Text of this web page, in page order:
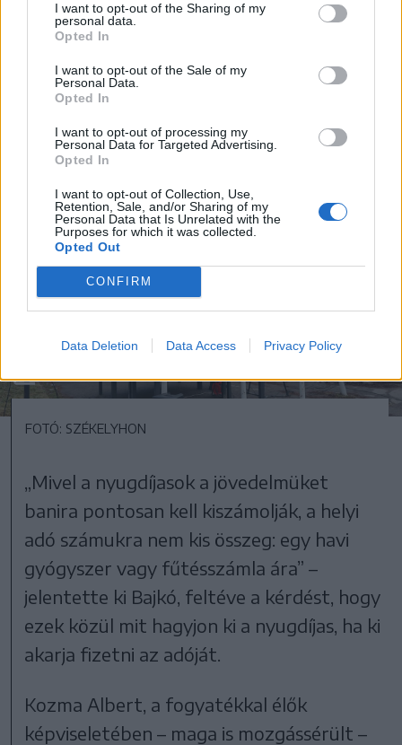
I want to opt-out of the Sharing of my
personal data.
Opted In
I want to opt-out of the Sale of my
Personal Data.
Opted In
I want to opt-out of processing my
Personal Data for Targeted Advertising.
Opted In
I want to opt-out of Collection, Use,
Retention, Sale, and/or Sharing of my
Personal Data that Is Unrelated with the
Purposes for which it was collected.
Opted Out
CONFIRM
Data Deletion Data Access Privacy Policy
– jelentette ki Bajkó, hozzátéve, hogy a
nyugdíjasoknak január elejétől nem
emelkedett a jövedelme, legfeljebb a
vérnyomása.
FOTÓ: SZÉKELYHON
„Mivel a nyugdíjasok a jövedelmüket
banira pontosan kell kiszámolják, a helyi
adó számukra nem kis összeg: egy havi
gyógyszer vagy fűtésszámla ára” –
jelentette ki Bajkó, feltéve a kérdést, hogy
ezek közül mit hagyjon ki a nyugdíjas, ha ki
akarja fizetni az adóját.
Kozma Albert, a fogyatékkal élők
képviseletében – maga is mozgássérült –